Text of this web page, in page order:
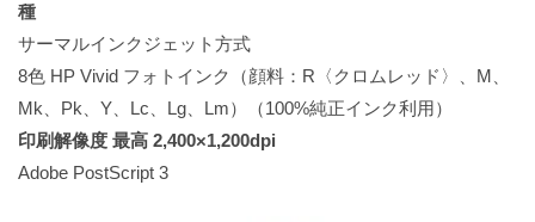
種
サーマルインクジェット方式
8色 HP Vivid フォトインク（顔料：R〈クロムレッド〉、M、
Mk、Pk、Y、Lc、Lg、Lm）（100%純正インク利用）
印刷解像度 最高 2,400×1,200dpi
Adobe PostScript 3